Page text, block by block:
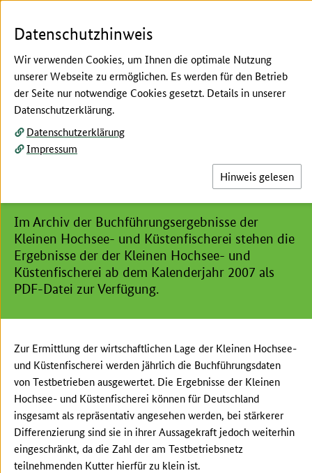
Hier beginnt der Hauptinhalt dieser Seite
Archiv
Buchführungsergebnisse
Testbetriebsnetz Fischerei (Buchführungsergebnisse)
Im Archiv der Buchführungsergebnisse der
Kleinen Hochsee- und Küstenfischerei stehen die
Ergebnisse der der Kleinen Hochsee- und
Küstenfischerei ab dem Kalenderjahr 2007 als
PDF-Datei zur Verfügung.
Zur Ermittlung der wirtschaftlichen Lage der Kleinen Hochsee-
und Küstenfischerei werden jährlich die Buchführungsdaten
von Testbetrieben ausgewertet. Die Ergebnisse der Kleinen
Hochsee- und Küstenfischerei können für Deutschland
insgesamt als repräsentativ angesehen werden, bei stärkerer
Differenzierung sind sie in ihrer Aussagekraft jedoch weiterhin
eingeschränkt, da die Zahl der am Testbetriebsnetz
teilnehmenden Kutter hierfür zu klein ist.
Datenschutzhinweis
Wir verwenden Cookies, um Ihnen die optimale Nutzung
unserer Webseite zu ermöglichen. Es werden für den Betrieb
der Seite nur notwendige Cookies gesetzt. Details in unserer
Datenschutzerklärung.
Datenschutzerklärung
Impressum
Hinweis gelesen